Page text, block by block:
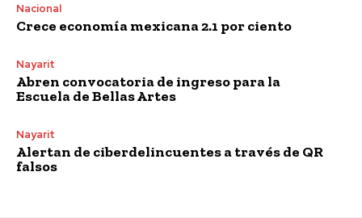
Nacional
Crece economía mexicana 2.1 por ciento
Nayarit
Abren convocatoria de ingreso para la
Escuela de Bellas Artes
Nayarit
Alertan de ciberdelincuentes a través de QR
falsos